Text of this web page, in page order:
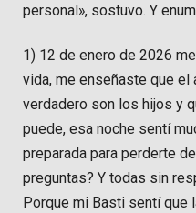
personal», sostuvo. Y
1) 12 de enero de 2026
vida, me enseñaste que el
verdadero son los hijos y
puede, esa noche sentí
preparada para perderte
preguntas? Y todas sin
Porque mi Basti sentí que